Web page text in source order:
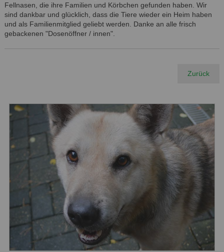
Fellnasen, die ihre Familien und Körbchen gefunden haben. Wir
sind dankbar und glücklich, dass die Tiere wieder ein Heim haben
und als Familienmitglied geliebt werden. Danke an alle frisch
gebackenen "Dosenöffner / innen".
Zurück